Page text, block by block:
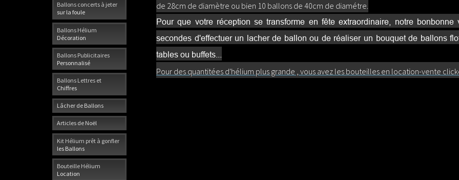
Ballons concerts à jeter
sur la foule
Ballons Hélium
Décoration
Ballons Publicitaires
Personnalisé
Ballons Lettres et
Chiffres
Lâcher de Ballons
Articles de Noël
Kit Hélium prêt à gonfler
les Ballons
Bouteille Hélium
Location
de 28cm de diamètre ou bien 10 ballons de 40cm de diamétre.
Pour que votre réception se transforme en fête extraordinaire, notre bonbonne
secondes d'effectuer un lacher de ballon ou de réaliser un bouquet de ballons
tables ou buffets...
Pour des quantitées d'hélium plus grande , vous avez les bouteilles en location-vente